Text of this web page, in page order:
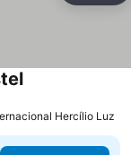
Ver precios
Hercílio Luz